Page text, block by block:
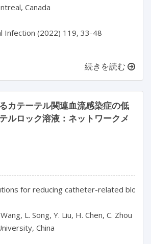
Canada
Infection (2022) 119, 33-48
続きを読む
カテーテル関連血流感染症の低
ルロック溶液：ネットワークメ
for reducing catheter-related
L. Song, Y. Liu, H. Chen, C. Zhou
China